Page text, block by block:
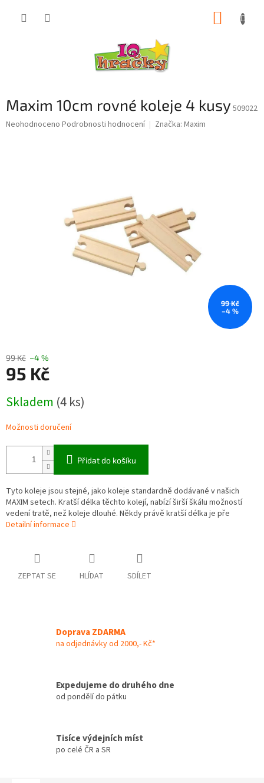
Maxim 10cm rovné koleje 4 kusy 509022
Průměrné
Neohodnoceno Podrobnosti hodnocení Značka: Maxim
99 Kč
–4 %
99 Kč –4 %
95 Kč
cena:
Skladem (4 ks)
Možnosti doručení
Přidat do košíku
Tyto koleje jsou stejné, jako koleje standardně dodávané v našich
MAXIM setech. Kratší délka těchto kolejí, nabízí širší škálu možností
vedení tratě, než koleje dlouhé. Někdy právě kratší délka je pře
Detailní informace
ZEPTAT SE HLÍDAT SDÍLET
Doprava ZDARMA
na odjednávky od 2000,- Kč*
Expedujeme do druhého dne
od pondělí do pátku
Tisíce výdejních míst
po celé ČR a SR